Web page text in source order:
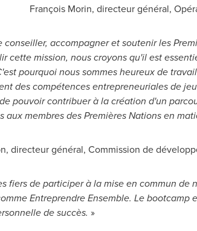
François Morin, directeur général,
conseiller, accompagner et soutenir les
cette mission, nous croyons qu'il est
pourquoi nous sommes heureux de
des compétences entrepreneuriales de
pouvoir contribuer à la création d'un
aux membres des Premières Nations en
, directeur général, Commission de
fiers de participer à la mise en commun de
Entreprendre Ensemble. Le
de succès. »